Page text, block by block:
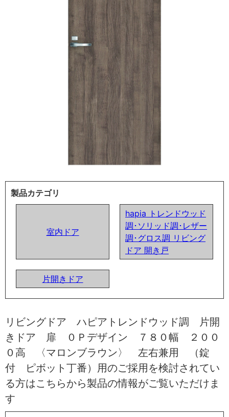
製品カテゴリ
室内ドア
hapia トレンドウッド
調･ソリッド調･レザー
調･グロス調 リビング
ドア 開き戸
片開きドア
リビングドア ハピアトレンドウッド調 片開
きドア 扉 ０Ｐデザイン ７８０幅 ２００
０高 〈マロンブラウン〉 左右兼用 （錠
付 ピボット丁番）用のご採用を検討されてい
る方はこちらから製品の情報がご覧いただけま
す